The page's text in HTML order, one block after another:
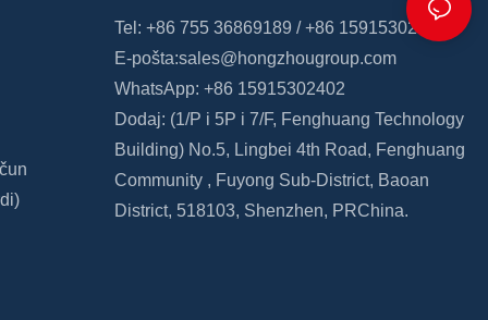
Tel: +86 755 36869189 / +86 15915302402
E-pošta:sales@hongzhougroup.com
WhatsApp: +86 15915302402
Dodaj: (1/P i 5P i 7/F, Fenghuang Technology
Building)No.5, Lingbei 4th Road, Fenghuang
Community , Fuyong Sub-District, Baoan
District, 518103, Shenzhen, PRChina.